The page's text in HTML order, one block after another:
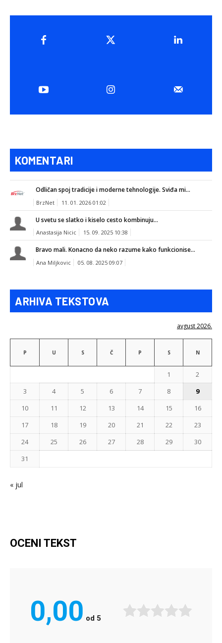
KOMENTARI
Odličan spoj tradicije i moderne tehnologije. Sviđa mi...
BrzNet 11. 01. 2026 01:02
U svetu se slatko i kiselo cesto kombinuju...
Anastasija Nicic 15. 09. 2025 10:38
Bravo mali. Konacno da neko razume kako funkcionise...
Ana Miljkovic 05. 08. 2025 09:07
ARHIVA TEKSTOVA
avgust 2026.
P U S Č P S N
1
2
3
4 5 6 7 8
9
10
11 12 13 14 15
16
17
18 19 20 21 22
23
24
25 26 27 28 29
30
31
« jul
OCENI TEKST
0,00 od 5